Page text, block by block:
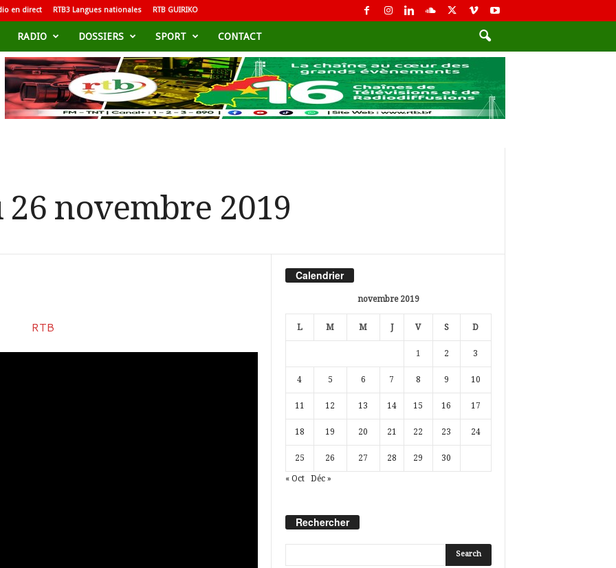
en direct RTB3 Langues nationales RTB GUIRIKO
RADIO DOSSIERS SPORT CONTACT
26 novembre 2019
Calendrier
novembre 2019
L M M J V S D
1 2 3
4 5 6 7 8 9 10
11 12 13 14 15 16 17
18 19 20 21 22 23 24
25 26 27 28 29 30
« Oct Déc »
Rechercher